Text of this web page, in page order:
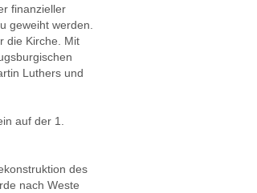
finanzieller
geweiht werden.
die Kirche. Mit
Luthers und
auf der 1.
des
nach Weste